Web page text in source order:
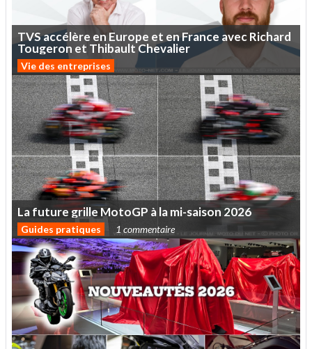
TVSaccélère enEurope et enFrance avecRichard
Tougeron et Thibault Chevalier
Vie des entreprises
Lafuturegrille MotoGP àlami-saison 2026
Guides pratiques 1 commentaire